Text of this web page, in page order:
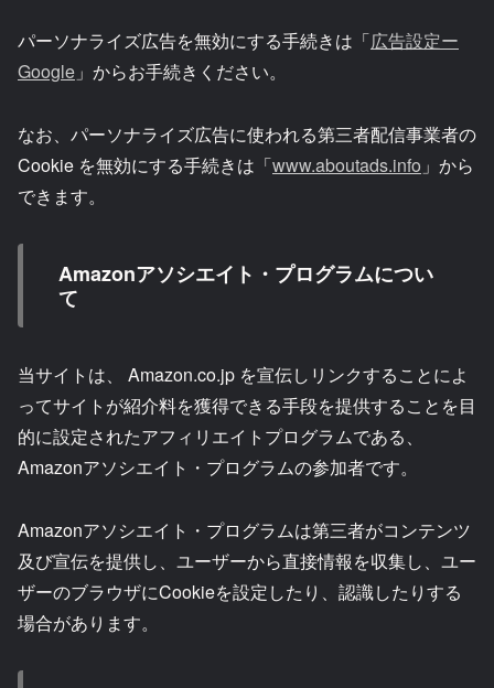
パーソナライズ広告を無効にする手続きは「広告設定ー
Google 」からお手続きください。
なお、パーソナライズ広告に使われる第三者配信事業者の
Cookie を無効にする手続きは「www.aboutads.info 」から
できます。
Amazonアソシエイト・プログラムについ
て
当サイトは、 Amazon.co.jp を宣伝しリンクすることによ
ってサイトが紹介料を獲得できる手段を提供することを目
的に設定されたアフィリエイトプログラムである、
Amazonアソシエイト・プログラムの参加者です。
Amazonアソシエイト・プログラムは第三者がコンテンツ
及び宣伝を提供し、ユーザーから直接情報を収集し、ユー
ザーのブラウザにCookieを設定したり、認識したりする
場合があります。